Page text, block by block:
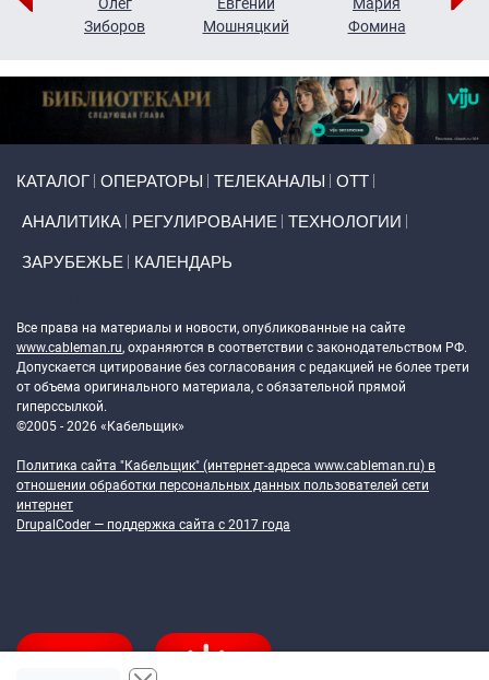
Зиборов
Мошняцкий
Фомина
КАТАЛОГ ОПЕРАТОРЫ ТЕЛЕКАНАЛЫ ОТТ
АНАЛИТИКА РЕГУЛИРОВАНИЕ ТЕХНОЛОГИИ
ЗАРУБЕЖЬЕ КАЛЕНДАРЬ
Все права на материалы и новости, опубликованные на сайте
www.cableman.ru, охраняются в соответствии с законодательством РФ.
Допускается цитирование без согласования с редакцией не более трети
от объема оригинального материала, с обязательной прямой
гиперссылкой.
©2005 - 2026 «Кабельщик»
Политика сайта "Кабельщик" (интернет-адреса www.cableman.ru) в
отношении обработки персональных данных пользователей сети
интернет
DrupalCoder — поддержка сайта c 2017 года